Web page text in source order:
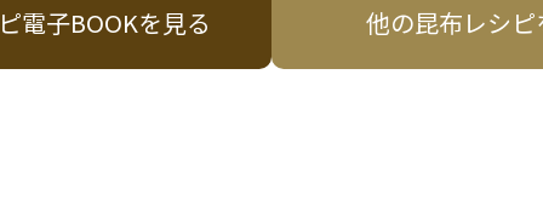
電子BOOKを見る 他の昆布レシ